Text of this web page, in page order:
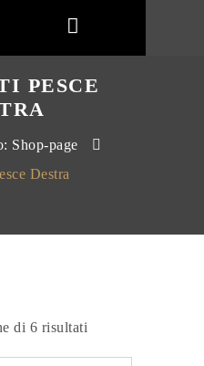
PESCE
Shop-page
Destra
di 6 risultati